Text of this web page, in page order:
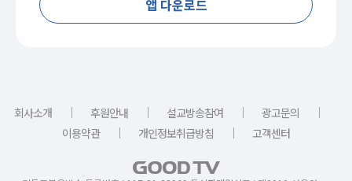
앱 다운로드
회사소개 ｜ 후원안내 ｜ 설교방송참여 ｜ 광고문의
｜
이용약관
｜ 개인정보취급방침 ｜ 고객센터